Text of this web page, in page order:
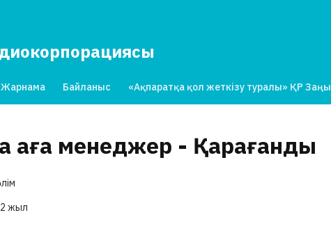
Жарнама Байланыс «Ақпаратқа қол жеткізу туралы» ҚР Заңы
менеджер - Қарағанды
2 жыл